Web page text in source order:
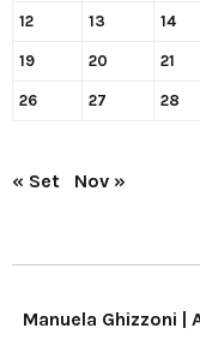
12 13 14
19 20 21
26 27 28
« Set Nov »
Manuela Ghizzoni